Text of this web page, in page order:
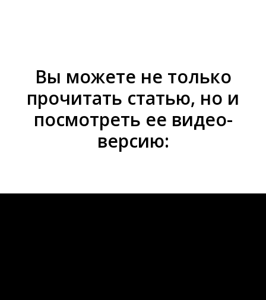
Вы можете не только
прочитать статью, но и
посмотреть ее видео-
версию: